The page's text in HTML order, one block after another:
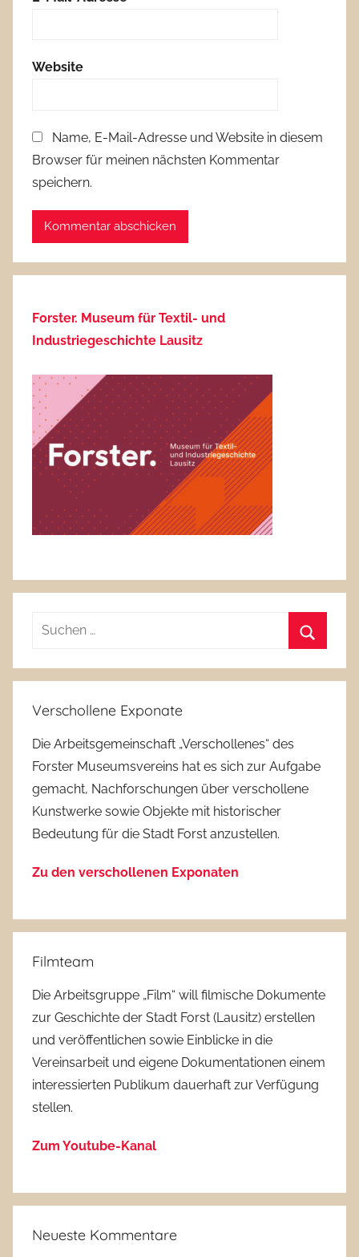
Website
Name, E-Mail-Adresse und Website in diesem
Browser für meinen nächsten Kommentar
speichern.
Forster. Museum für Textil- und
Industriegeschichte Lausitz
Suchen
Verschollene Exponate
Die Arbeitsgemeinschaft „Verschollenes“ des
Forster Museumsvereins hat es sich zur Aufgabe
gemacht, Nachforschungen über verschollene
Kunstwerke sowie Objekte mit historischer
Bedeutung für die Stadt Forst anzustellen.
Zu den verschollenen Exponaten
Filmteam
Die Arbeitsgruppe „Film“ will filmische Dokumente
zur Geschichte der Stadt Forst (Lausitz) erstellen
und veröffentlichen sowie Einblicke in die
Vereinsarbeit und eigene Dokumentationen einem
interessierten Publikum dauerhaft zur Verfügung
stellen.
Zum Youtube-Kanal
Neueste Kommentare